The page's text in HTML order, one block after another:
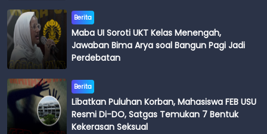
Berita
Maba UI Soroti UKT Kelas Menengah,
Jawaban Bima Arya soal Bangun Pagi Jadi
Perdebatan
Berita
Libatkan Puluhan Korban, Mahasiswa FEB USU
Resmi Di-DO, Satgas Temukan 7 Bentuk
Kekerasan Seksual